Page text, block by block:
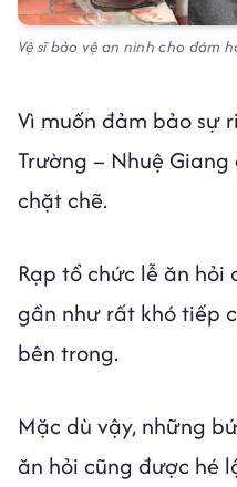
Vệ sĩ bảo vệ an ninh cho đám
Vì muốn đảm bảo sự
Trường – Nhuệ
chặt chẽ.
Rạp tổ chức lễ ăn hỏi
gần như rất khó tiếp
bên trong.
Mặc dù vậy, những
ăn hỏi cũng được hé